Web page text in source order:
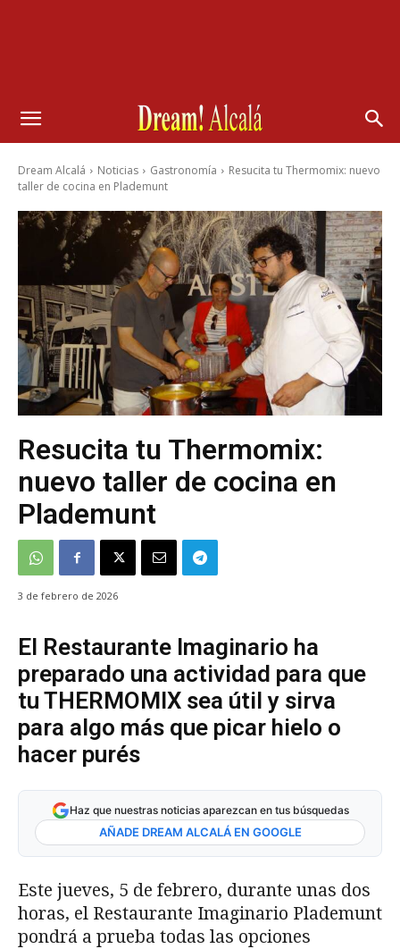
Dream Alcalá Noticias Gastronomía
Resucita tu Thermomix: nuevo
taller de cocina en Plademunt
Resucita tu Thermomix:
nuevo taller de cocina en
Plademunt
3 de febrero de 2026
El Restaurante Imaginario ha
preparado una actividad para que
tu THERMOMIX sea útil y sirva
para algo más que picar hielo o
hacer purés
Haz que nuestras noticias aparezcan en tus búsquedas
AÑADE DREAM ALCALÁ EN GOOGLE
Este jueves, 5 de febrero, durante unas dos
horas, el Restaurante Imaginario Plademunt
pondrá a prueba todas las opciones